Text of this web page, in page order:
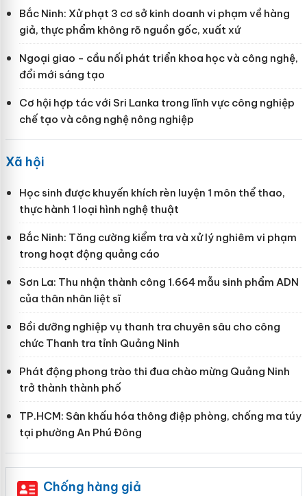
Bắc Ninh: Xử phạt 3 cơ sở kinh doanh vi phạm về hàng
giả, thực phẩm không rõ nguồn gốc, xuất xứ
Ngoại giao - cầu nối phát triển khoa học và công nghệ,
đổi mới sáng tạo
Cơ hội hợp tác với Sri Lanka trong lĩnh vực công nghiệp
chế tạo và công nghệ nông nghiệp
Xã hội
Học sinh được khuyến khích rèn luyện 1 môn thể thao,
thực hành 1 loại hình nghệ thuật
Bắc Ninh: Tăng cường kiểm tra và xử lý nghiêm vi phạm
trong hoạt động quảng cáo
Sơn La: Thu nhận thành công 1.664 mẫu sinh phẩm ADN
của thân nhân liệt sĩ
Bồi dưỡng nghiệp vụ thanh tra chuyên sâu cho công
chức Thanh tra tỉnh Quảng Ninh
Phát động phong trào thi đua chào mừng Quảng Ninh
trở thành thành phố
TP.HCM: Sân khấu hóa thông điệp phòng, chống ma túy
tại phường An Phú Đông
Chống hàng giả